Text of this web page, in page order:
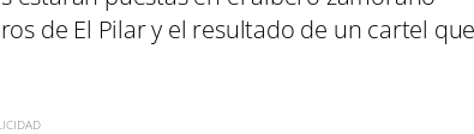
de El Pilar y el resultado de un cartel